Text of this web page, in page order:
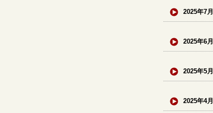
2025年7月
2025年6月
2025年5月
2025年4月